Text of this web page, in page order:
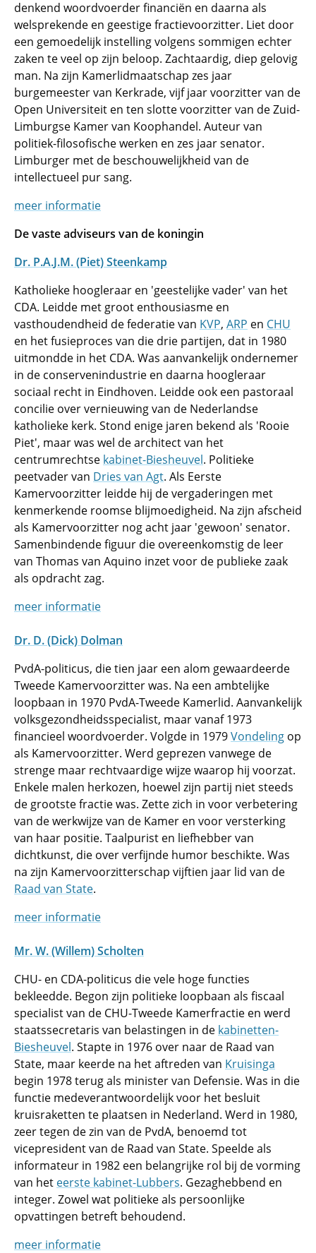
denkend woordvoerder financiën en daarna als
welsprekende en geestige fractievoorzitter. Liet door
een gemoedelijk instelling volgens sommigen echter
zaken te veel op zijn beloop. Zachtaardig, diep gelovig
man. Na zijn Kamerlidmaatschap zes jaar
burgemeester van Kerkrade, vijf jaar voorzitter van de
Open Universiteit en ten slotte voorzitter van de Zuid-
Limburgse Kamer van Koophandel. Auteur van
politiek-filosofische werken en zes jaar senator.
Limburger met de beschouwelijkheid van de
intellectueel pur sang.
meer informatie
De vaste adviseurs van de koningin
Dr. P.A.J.M. (Piet) Steenkamp
Katholieke hoogleraar en 'geestelijke vader' van het
CDA. Leidde met groot enthousiasme en
vasthoudendheid de federatie van KVP, ARP en CHU
en het fusieproces van die drie partijen, dat in 1980
uitmondde in het CDA. Was aanvankelijk ondernemer
in de conservenindustrie en daarna hoogleraar
sociaal recht in Eindhoven. Leidde ook een pastoraal
concilie over vernieuwing van de Nederlandse
katholieke kerk. Stond enige jaren bekend als 'Rooie
Piet', maar was wel de architect van het
centrumrechtse kabinet-Biesheuvel. Politieke
peetvader van Dries van Agt. Als Eerste
Kamervoorzitter leidde hij de vergaderingen met
kenmerkende roomse blijmoedigheid. Na zijn afscheid
als Kamervoorzitter nog acht jaar 'gewoon' senator.
Samenbindende figuur die overeenkomstig de leer
van Thomas van Aquino inzet voor de publieke zaak
als opdracht zag.
meer informatie
Dr. D. (Dick) Dolman
PvdA-politicus, die tien jaar een alom gewaardeerde
Tweede Kamervoorzitter was. Na een ambtelijke
loopbaan in 1970 PvdA-Tweede Kamerlid. Aanvankelijk
volksgezondheidsspecialist, maar vanaf 1973
financieel woordvoerder. Volgde in 1979Vondeling op
als Kamervoorzitter. Werd geprezen vanwege de
strenge maar rechtvaardige wijze waarop hij voorzat.
Enkele malen herkozen, hoewel zijn partij niet steeds
de grootste fractie was. Zette zich in voor verbetering
van de werkwijze van de Kamer en voor versterking
van haar positie. Taalpurist en liefhebber van
dichtkunst, die over verfijnde humor beschikte. Was
na zijn Kamervoorzitterschap vijftien jaar lid van de
Raad van State.
meer informatie
Mr. W. (Willem) Scholten
CHU- en CDA-politicus die vele hoge functies
bekleedde. Begon zijn politieke loopbaan als fiscaal
specialist van de CHU-Tweede Kamerfractie en werd
staatssecretaris van belastingen in de kabinetten-
Biesheuvel. Stapte in 1976 over naar de Raad van
State, maar keerde na het aftreden van Kruisinga
begin 1978 terug als minister van Defensie. Was in die
functie medeverantwoordelijk voor het besluit
kruisraketten te plaatsen in Nederland. Werd in 1980,
zeer tegen de zin van de PvdA, benoemd tot
vicepresident van de Raad van State. Speelde als
informateur in 1982 een belangrijke rol bij de vorming
van het eerste kabinet-Lubbers. Gezaghebbend en
integer. Zowel wat politieke als persoonlijke
opvattingen betreft behoudend.
meer informatie